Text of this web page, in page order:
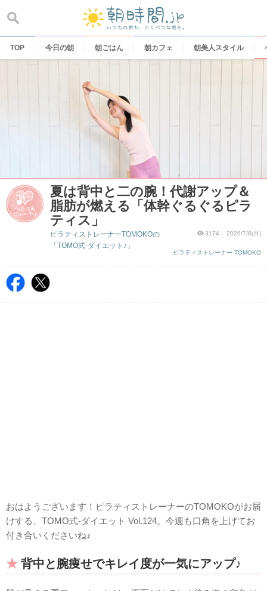
content
TOP 今日の朝 朝ごはん 朝カフェ 朝美人スタイル
夏は背中と二の腕！代謝アップ＆
脂肪が燃える「体幹ぐるぐるピラ
ティス」
3174 2026/7/6(月)
ピラティストレーナー TOMOKO
ピラティストレーナーTOMOKOの
「TOMO式-ダイエット♪」
おはようございます！ピラティストレーナーのTOMOKOがお届
けする、TOMO式-ダイエット Vol.124。今週も口角を上げてお
付き合いくださいね♪
背中と腕痩せでキレイ度が一気にアップ♪